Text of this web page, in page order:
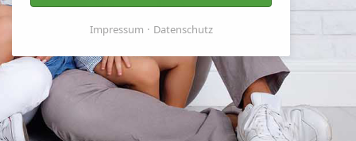
Impressum Datenschutz